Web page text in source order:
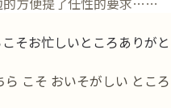
そお忙しいところありがと
こそ おいそがしい ところ